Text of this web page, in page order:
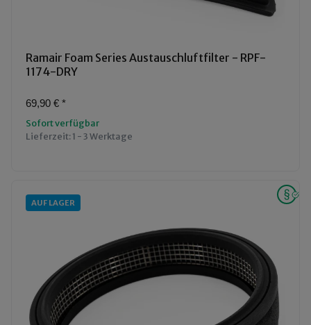
Ramair Foam Series Austauschluftfilter - RPF-
1174-DRY
69,90 € *
Sofort verfügbar
Lieferzeit:1 - 3 Werktage
AUF LAGER